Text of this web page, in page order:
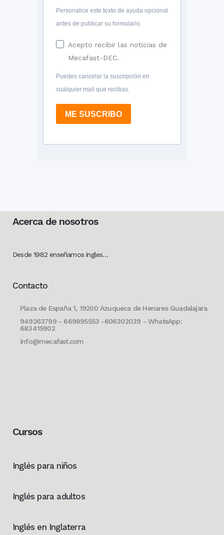
Personalice este texto de ayuda opcional
antes de publicar su formulario.
Acepto recibir las noticias de
Mecafast-DEC.
Puedes cancelar la suscripción en
cualquier mail que recibas.
ME SUSCRIBO
Acerca de nosotros
Desde 1982 enseñamos ingles…
Contacto
Plaza de España 1, 19200 Azuqueca de Henares Guadalajara
949263799 - 669895553 -606302039 - WhatsApp:
683415902
info@mecafast.com
Cursos
Inglés para niños
Inglés para adultos
Inglés en Inglaterra